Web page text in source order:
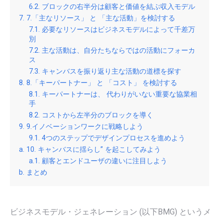
ブロックの右半分は顧客と価値を結ぶ収入モデル
7.「主なリソース」 と 「主な活動」を検討する
必要なリソースはビジネスモデルによって千差万
別
主な活動は、自分たちならではの活動にフォーカ
ス
キャンバスを振り返り主な活動の道標を探す
8.「キーパートナー」 と 「コスト」 を検討する
キーパートナーは、 代わりがいない重要な協業相
手
コストから左半分のブロックを導く
9.イノベーションワークに戦略しよう
4つのステップでデザインプロセスを進めよう
10. キャンバスに揺らし” を起こしてみよう
顧客とエンドユーザの違いに注目しよう
まとめ
ビジネスモデル・ジェネレーション (以下BMG) というメ